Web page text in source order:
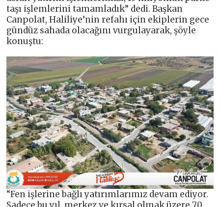
taşı işlemlerini tamamladık” dedi. Başkan
Canpolat, Haliliye’nin refahı için ekiplerin gece
gündüz sahada olacağını vurgulayarak, şöyle
konuştu:
“Fen işlerine bağlı yatırımlarımız devam ediyor.